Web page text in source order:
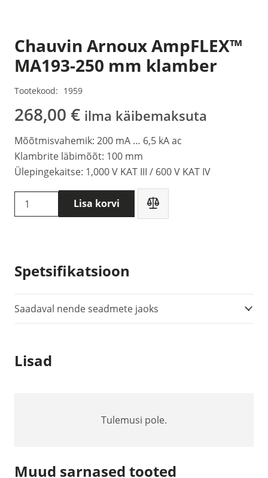
Chauvin Arnoux AmpFLEX™
MA193-250 mm klamber
Tootekood: 1959
268,00 € ilma käibemaksuta
Mõõtmisvahemik: 200 mA … 6,5 kA ac
Klambrite läbimõõt: 100 mm
Ülepingekaitse: 1,000 V KAT III / 600 V KAT IV
Chauvin
Arnoux
mm
klamber
kogus
Lisa korvi
Spetsifikatsioon
Saadaval nende seadmete jaoks
Lisad
Tulemusi pole.
Muud sarnased tooted